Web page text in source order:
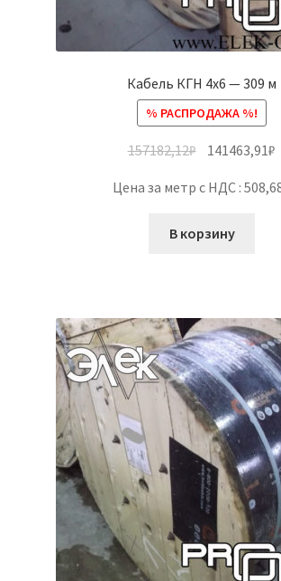
Кабель КГН 4х6 — 309 м
% РАСПРОДАЖА %!
157182,12₽ 141463,91₽
Цена за метр с НДС :
В корзину